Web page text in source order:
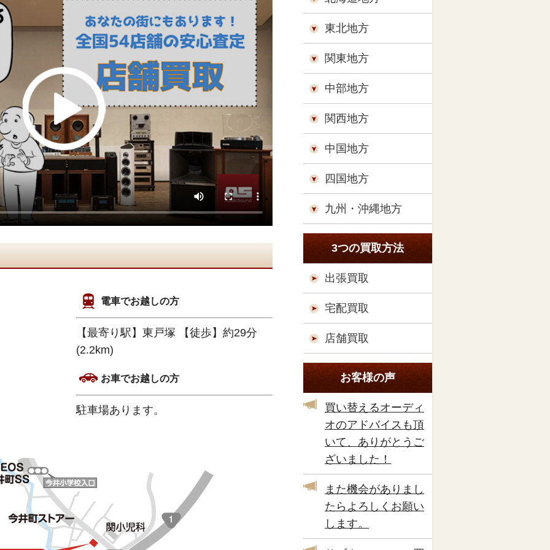
電車でお越しの方
【最寄り駅】東戸塚 【徒歩】約29分
(2.2km)
お車でお越しの方
駐車場あります。
東北地方
関東地方
中部地方
関西地方
中国地方
四国地方
九州・沖縄地方
3つの買取方法
出張買取
宅配買取
店舗買取
お客様の声
買い替えるオーディ
オのアドバイスも頂
いて、ありがとうご
ざいました！
また機会がありまし
たらよろしくお願い
します。